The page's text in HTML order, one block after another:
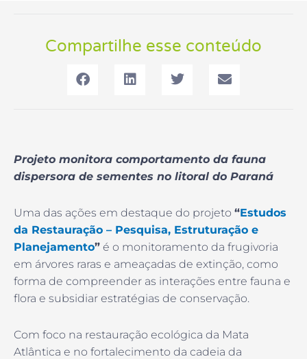
Compartilhe esse conteúdo
Projeto monitora comportamento da fauna
dispersora de sementes no litoral do Paraná
Uma das ações em destaque do projeto “Estudos
da Restauração – Pesquisa, Estruturação e
Planejamento” é o monitoramento da frugivoria
em árvores raras e ameaçadas de extinção, como
forma de compreender as interações entre fauna e
flora e subsidiar estratégias de conservação.
Com foco na restauração ecológica da Mata
Atlântica e no fortalecimento da cadeia da